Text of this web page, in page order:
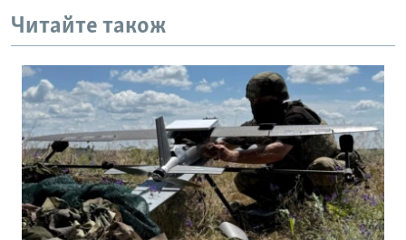
Читайте також